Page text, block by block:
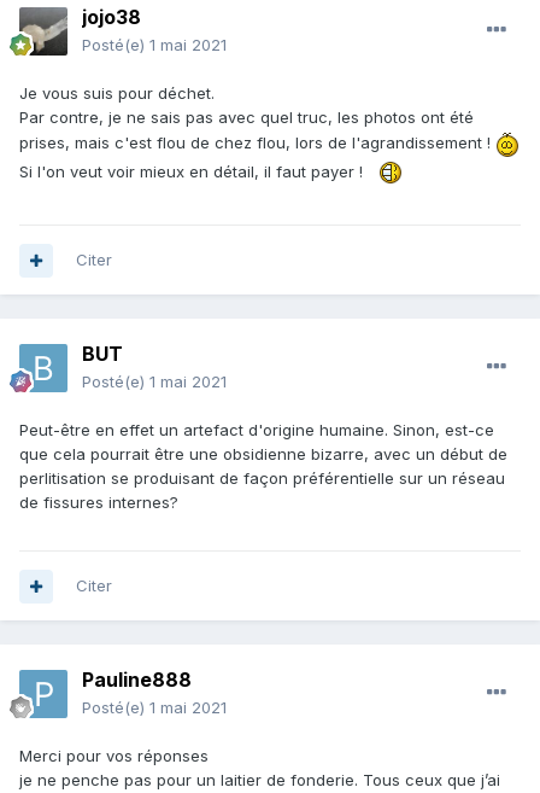
jojo38
Posté(e) 1 mai 2021
Je vous suis pour déchet.
Par contre, je ne sais pas avec quel truc, les photos ont été
prises, mais c'est flou de chez flou, lors de l'agrandissement !
Si l'on veut voir mieux en détail, il faut payer !
Citer
BUT
Posté(e) 1 mai 2021
Peut-être en effet un artefact d'origine humaine. Sinon, est-ce
que cela pourrait être une obsidienne bizarre, avec un début de
perlitisation se produisant de façon préférentielle sur un réseau
de fissures internes?
Citer
Pauline888
Posté(e) 1 mai 2021
Merci pour vos réponses
je ne penche pas pour un laitier de fonderie. Tous ceux que j’ai